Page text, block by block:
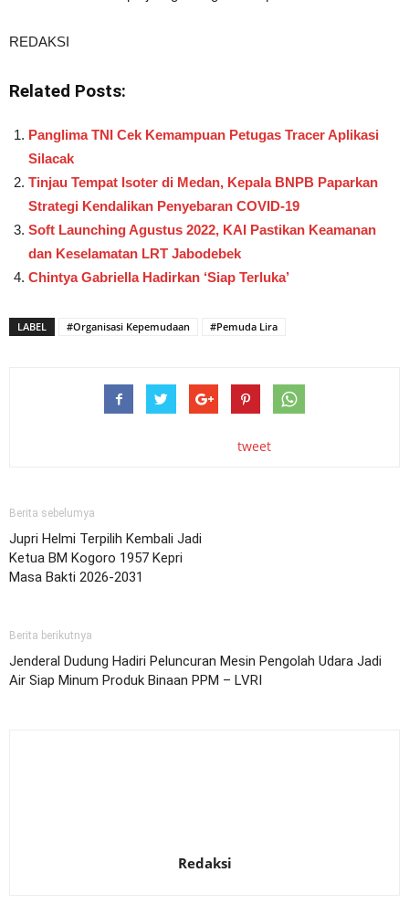
REDAKSI
Related Posts:
Panglima TNI Cek Kemampuan Petugas Tracer Aplikasi
Silacak
Tinjau Tempat Isoter di Medan, Kepala BNPB Paparkan
Strategi Kendalikan Penyebaran COVID-19
Soft Launching Agustus 2022, KAI Pastikan Keamanan
dan Keselamatan LRT Jabodebek
Chintya Gabriella Hadirkan ‘Siap Terluka’
LABEL #Organisasi Kepemudaan #Pemuda Lira
tweet
Berita sebelumya
Jupri Helmi Terpilih Kembali Jadi
Ketua BM Kogoro 1957 Kepri
Masa Bakti 2026-2031
Berita berikutnya
Jenderal Dudung Hadiri Peluncuran Mesin Pengolah Udara Jadi
Air Siap Minum Produk Binaan PPM – LVRI
Redaksi